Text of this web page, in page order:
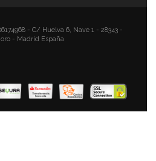
AL CARRITO
- C/ Huelva 6, Nave 1 - 28343 -
- Madrid España